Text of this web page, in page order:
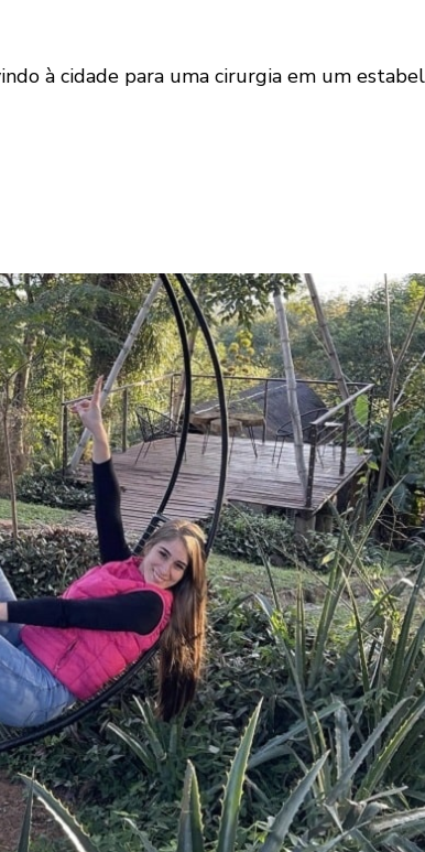
à cidade para uma cirurgia em um